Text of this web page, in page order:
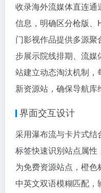
收录海外流媒体直连
信息，明确区分枪版
门影视作品提供多源
步展示院线排期、流
站建立动态淘汰机制
新资源站，确保导航库
界面交互设计
采用瀑布流与卡片式
标签快速识别站点属
为免费资源站点，橙
中英文双语模糊匹配，